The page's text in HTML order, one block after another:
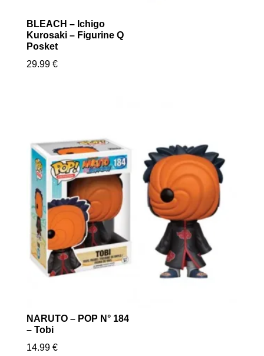
BLEACH – Ichigo
Kurosaki – Figurine Q
Posket
29.99 €
NARUTO – POP N° 184
– Tobi
14.99 €